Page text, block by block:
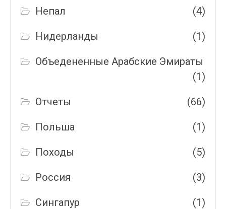
Непал (4)
Нидерланды (1)
Объедененные Арабские Эмираты
(1)
Отчеты (66)
Польша (1)
Походы (5)
Россия (3)
Сингапур (1)